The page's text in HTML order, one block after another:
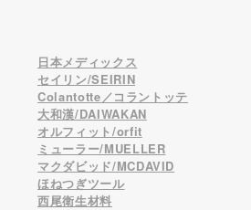
日本メディックス
セイリン/SEIRIN
Colantotte／コラントッテ
大和漢/DAIWAKAN
オルフィット/orfit
ミューラー/MUELLER
マクダビッド/MCDAVID
ほねつぎツール
西尾衛生材料